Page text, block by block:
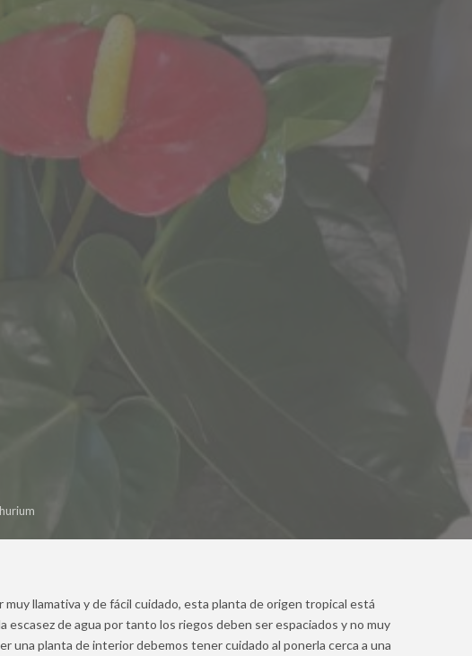
muy llamativa y de fácil cuidado, esta planta de origen tropical está
escasez de agua por tanto los riegos deben ser espaciados y no muy
una planta de interior debemos tener cuidado al ponerla cerca a una